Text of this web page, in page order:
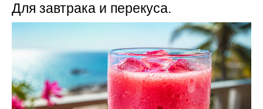
Для завтрака и перекуса.